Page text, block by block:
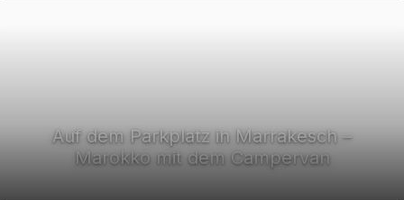
Auf dem Parkplatz in Marrakesch –
Marokko mit dem Campervan